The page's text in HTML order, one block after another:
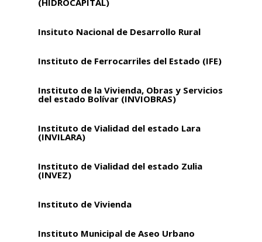
(HIDROCAPITAL)
Insituto Nacional de Desarrollo Rural
Instituto de Ferrocarriles del Estado (IFE)
Instituto de la Vivienda, Obras y Servicios
del estado Bolívar (INVIOBRAS)
Instituto de Vialidad del estado Lara
(INVILARA)
Instituto de Vialidad del estado Zulia
(INVEZ)
Instituto de Vivienda
Instituto Municipal de Aseo Urbano